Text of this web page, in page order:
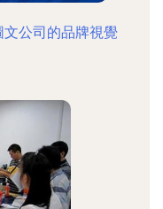
公司的品牌視覺